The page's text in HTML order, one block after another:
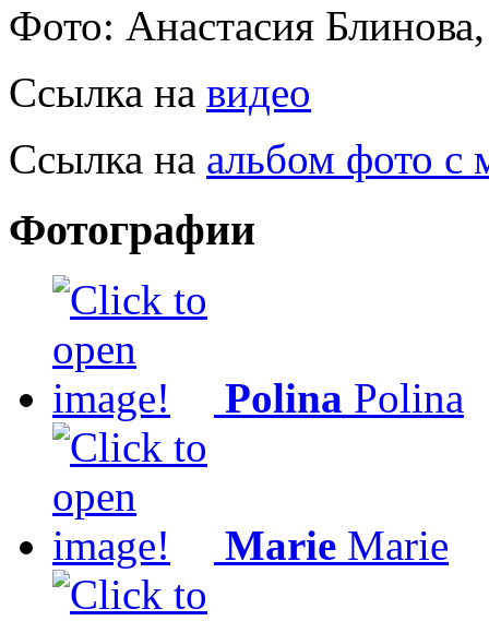
Фото: Анастасия
Ссылка на видео
Ссылка на альбом фото с
Фотографии
Polina Polina
Marie Marie